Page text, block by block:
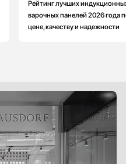
Рейтинг лучших
варочных панелей 2026 года
цене, качеству и надежности